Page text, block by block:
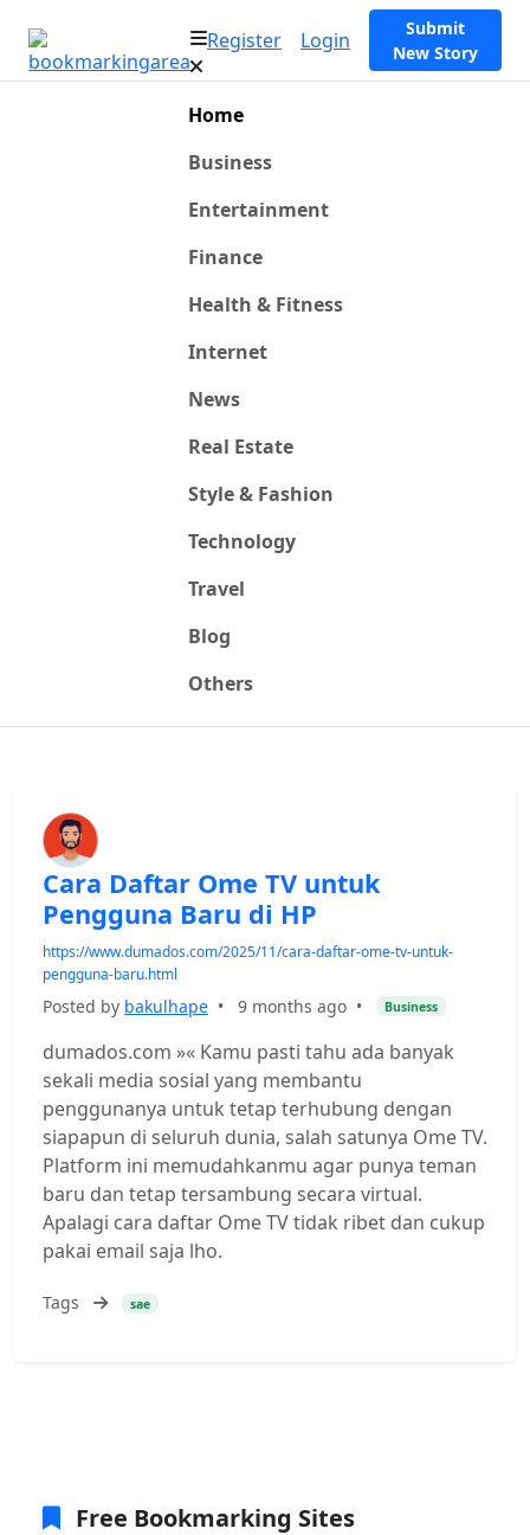
Register Login
Submit
New Story
Home
Business
Entertainment
Finance
Health & Fitness
Internet
News
Real Estate
Style & Fashion
Technology
Travel
Blog
Others
Cara Daftar Ome TV untuk
Pengguna Baru di HP
https://www.dumados.com/2025/11/cara-daftar-ome-tv-untuk-
pengguna-baru.html
Posted by bakulhape • 9 months ago • Business
dumados.com »« Kamu pasti tahu ada banyak
sekali media sosial yang membantu
penggunanya untuk tetap terhubung dengan
siapapun di seluruh dunia, salah satunya Ome TV.
Platform ini memudahkanmu agar punya teman
baru dan tetap tersambung secara virtual.
Apalagi cara daftar Ome TV tidak ribet dan cukup
pakai email saja lho.
Tags sae
Free Bookmarking Sites